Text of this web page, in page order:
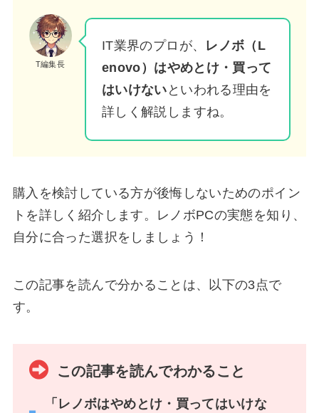
T編集長
IT業界のプロが、 レノボ（L
enovo）はやめとけ・買って
はいけない といわれる理由を
詳しく解説しますね。
購入を検討している方が後悔しないためのポイン
トを詳しく紹介します。レノボPCの実態を知り、
自分に合った選択をしましょう！
この記事を読んで分かることは、以下の3点で
す。
この記事を読んでわかること
「レノボはやめとけ・買ってはいけな